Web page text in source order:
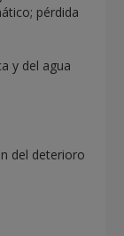
pérdida
y del agua
del deterioro